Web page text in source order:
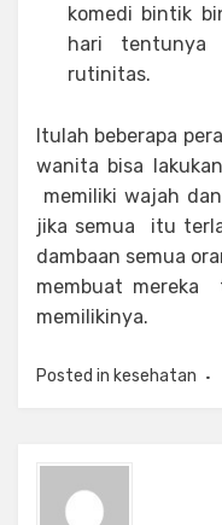
komedi bintik
hari
rutinitas.
Itulah beberapa
wanita bisa
memiliki wajah
jika semua itu
dambaan semua
membuat mereka
memilikinya.
Posted in kesehatan